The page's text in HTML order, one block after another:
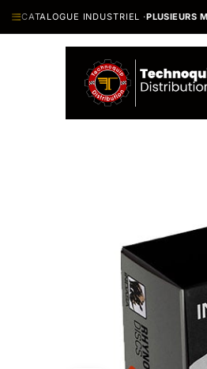
INDUSTRIEL ·PLUSIEURS